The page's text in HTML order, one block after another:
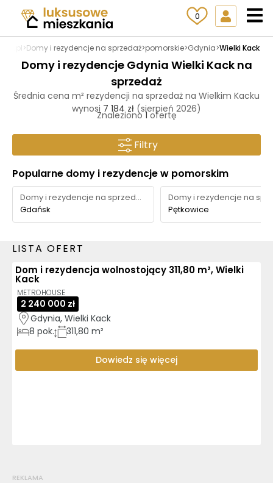
0
>Domy i rezydencje na sprzedaż>pomorskie>Gdynia>Wielki Kack
Domy i rezydencje Gdynia Wielki Kack na
sprzedaż
Średnia cena m² rezydencji na sprzedaż na Wielkim Kacku
wynosi 7 184 zł (sierpień 2026)
Znaleziono1ofertę
Filtry
Popularne domy i rezydencje w pomorskim
Domy i rezydencje na sprzedaż
Gdańsk
Pętkowice
LISTA OFERT
Dom i rezydencja wolnostojący 311,80 m², Wielki
Kack
METROHOUSE
2 240 000 zł
Gdynia, Wielki Kack
8 pok. 311,80 m²
Dowiedz się więcej
REKLAMA